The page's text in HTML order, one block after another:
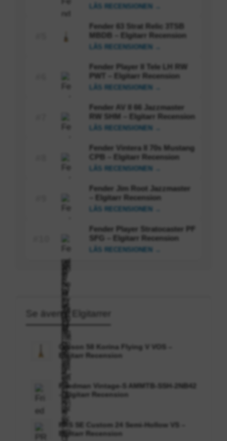
LÄS RECENSIONEN →
Fender 63 Strat Relic 3TSB
MBDB – Elgitarr Recension
LÄS RECENSIONEN →
Fender Player II Tele LH RW
PWT – Elgitarr Recension
LÄS RECENSIONEN →
Fender AV II 66 Jazzmaster
RW SHM – Elgitarr Recension
LÄS RECENSIONEN →
Fender Vintera II 70s Mustang
CPB – Elgitarr Recension
LÄS RECENSIONEN →
Fender Jim Root Jazzmaster
– Elgitarr Recension
LÄS RECENSIONEN →
Fender Player Stratocaster PF
SFG – Elgitarr Recension
LÄS RECENSIONEN →
Se även i: Elgitarrer
Gibson 58 Korina Flying V VOS –
Elgitarr Recension
Friedman Vintage-S AMMTB-SSH-2NB42
– Elgitarr Recension
PRS SE Custom 24 Semi-Hollow VS –
Elgitarr Recension